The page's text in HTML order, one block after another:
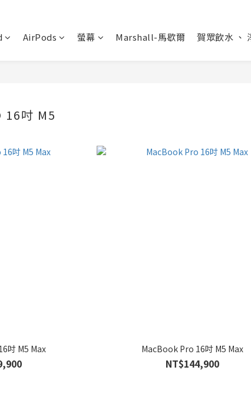
AirPods 螢幕 Marshall-馬歇爾 賀眾飲水 、
16吋 M5
吋 M5 Max MacBook Pro 16吋 M5 Max
NT$144,900